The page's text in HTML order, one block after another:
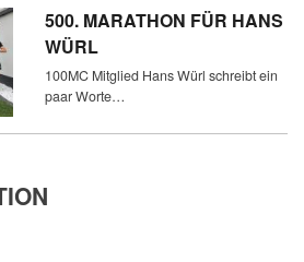
500. MARATHON FÜR HANS
WÜRL
100MC Mitglied Hans Würl schreibt ein
paar Worte…